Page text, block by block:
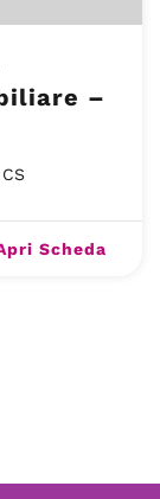
–
Scheda